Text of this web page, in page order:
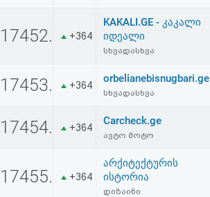
17452. +364
KAKALI.GE - კაკალი
იდეალი
სხვადასხვა
17453. +364
orbelianebisnugbari.ge
სხვადასხვა
17454. +364
Carcheck.ge
ავტო მოტო
17455. +364
არქიტექტურის
ისტორია
დიზაინი